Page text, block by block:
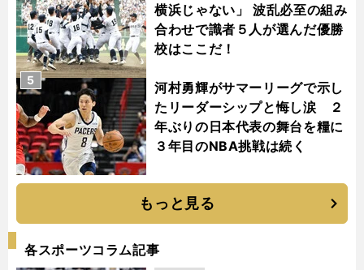
横浜じゃない」 波乱必至の組み
合わせで識者５人が選んだ優勝
校はここだ！
河村勇輝がサマーリーグで示し
たリーダーシップと悔し涙 ２
年ぶりの日本代表の舞台を糧に
３年目のNBA挑戦は続く
5
もっと見る
各スポーツコラム記事